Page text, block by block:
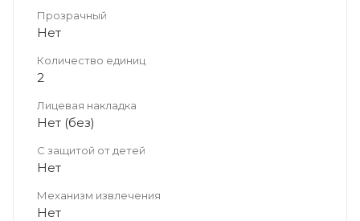
Прозрачный
Нет
Количество единиц
2
Лицевая накладка
Нет (без)
С защитой от детей
Нет
Механизм извлечения
Нет